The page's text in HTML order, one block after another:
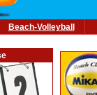
Beach-Volleyball